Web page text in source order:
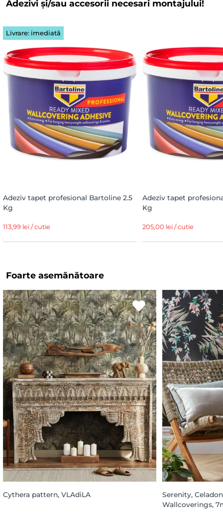
Adezivi și/sau accesorii necesari montajului!
Livrare: imediată
Adeziv tapet profesional Bartoline 2.5
Kg
113,99 lei / cutie
Adeziv tapet
Kg
205,00 lei / cutie
Foarte asemănătoare
Cythera pattern, VLAdiLA
Serenity,
Wallcoverings,